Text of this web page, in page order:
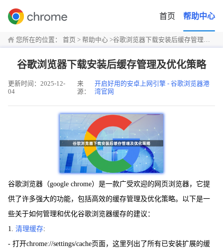
首页 帮助中心
您所在的位置： 首页 > 帮助中心 >谷歌浏览器下载安装后缓存管理及优化策略
谷歌浏览器下载安装后缓存管理及优化策略
更新时间：2025-12-
04
来
源：
开启好用的安卓上网引擎 - 谷歌浏览器港
湾官网
谷歌浏览器（google chrome）是一款广受欢迎的网页浏览器，它提
供了许多强大的功能，包括高效的缓存管理及优化策略。以下是一
些关于如何管理和优化谷歌浏览器缓存的建议：
1. 清理缓存:
- 打开chrome://settings/cache页面，这里列出了所有已安装扩展的缓